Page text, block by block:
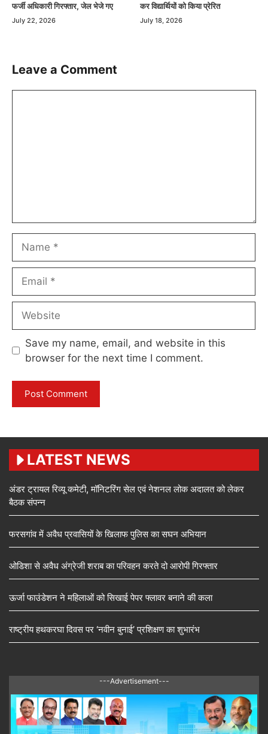
फर्जी अधिकारी गिरफ्तार, जेल भेजे गए
July 22, 2026
कर विद्यार्थियों को किया प्रेरित
July 18, 2026
Leave a Comment
Save my name, email, and website in this
browser for the next time I comment.
LATEST NEWS
अंडर ट्रायल रिव्यू कमेटी, मॉनिटरिंग सेल एवं नेशनल लोक अदालत को लेकर
बैठक संपन्न
फरसगांव में अवैध प्रवासियों के खिलाफ पुलिस का सघन अभियान
ओडिशा से अवैध अंग्रेजी शराब का परिवहन करते दो आरोपी गिरफ्तार
ऊर्जा फाउंडेशन ने महिलाओं को सिखाई पेपर फ्लावर बनाने की कला
राष्ट्रीय हथकरघा दिवस पर ‘नवीन बुनाई’ प्रशिक्षण का शुभारंभ
---Advertisement---